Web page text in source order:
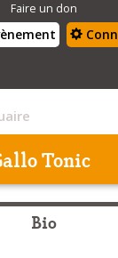
Faire un don
Tonic
Bio